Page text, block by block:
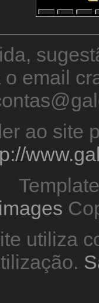
email
ao site
utiliza